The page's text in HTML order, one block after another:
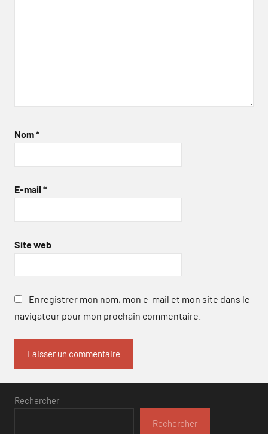
Nom*
E-mail *
Site web
Enregistrer mon nom, mon e-mail et mon site dans le
navigateur pour mon prochain commentaire.
Rechercher
Rechercher